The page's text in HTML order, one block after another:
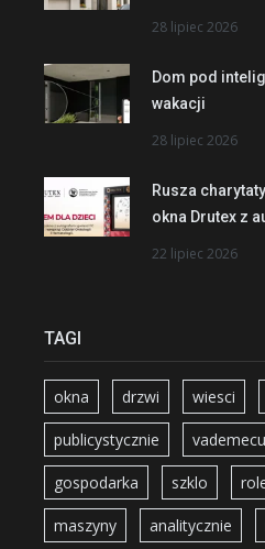
28 lipiec 2026
Dom pod
wakacji
28 lipiec 2026
Rusza
okna Drutex z
22 lipiec 2026
TAGI
okna drzwi wiesci
publicystycznie
gospodarka szklo
maszyny analitycznie